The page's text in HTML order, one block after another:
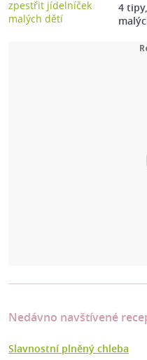
4
Nedávno navštívené
Slavnostní plněný chleba